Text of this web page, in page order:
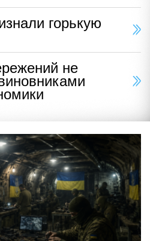
горькую
не